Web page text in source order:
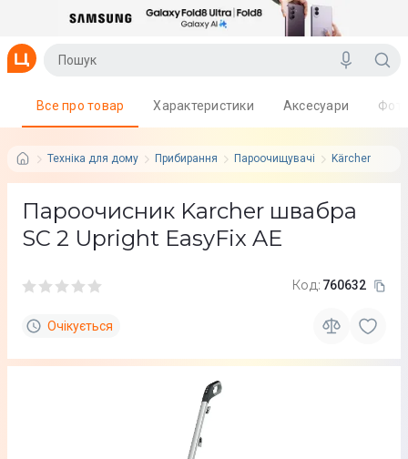
Техніка для дому Прибирання Пароочищувачі Kärcher
Все про товар Характеристики Аксесуари
Пароочисник Karcher швабра
SC 2 Upright EasyFix AE
Код: 760632
Очікується